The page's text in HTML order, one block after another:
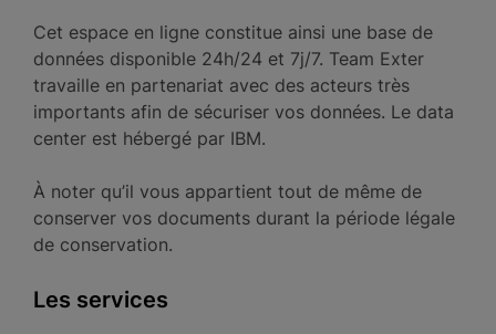
Cet espace en ligne constitue ainsi une base de
données disponible 24h/24 et 7j/7. Team Exter
travaille en partenariat avec des acteurs très
importants afin de sécuriser vos données. Le data
center est hébergé par IBM.
À noter qu’il vous appartient tout de même de
conserver vos documents durant la période légale
de conservation.
Les services